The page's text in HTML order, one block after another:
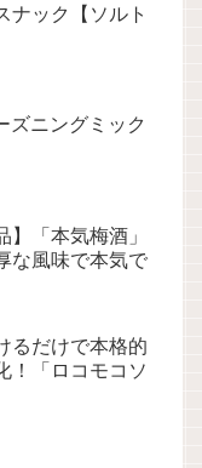
ナック【ソルト
ズニングミック
】「本気梅酒」
な風味で本気で
るだけで本格的
！「ロコモコソ